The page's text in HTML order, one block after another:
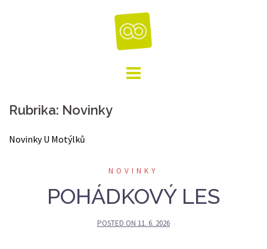
Rubrika: Novinky
Novinky U Motýlků
NOVINKY
POHÁDKOVÝ LES
POSTED ON 11. 6. 2026